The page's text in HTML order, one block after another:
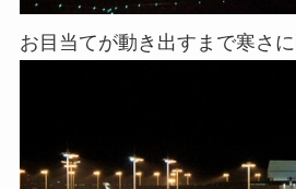
お目当てが動き出すまで寒さに